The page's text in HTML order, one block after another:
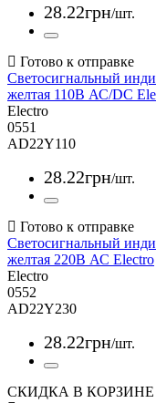
28.22грн/шт.
Светосигнальный
желтая 110В АС/DC
Electro
0551
AD22Y110
28.22грн/шт.
Светосигнальный
желтая 220В АС Electro
Electro
0552
AD22Y230
28.22грн/шт.
СКИДКА В КОРЗИНЕ